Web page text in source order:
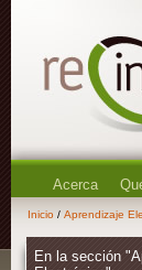
Acerca
Inicio / Aprendizaje
En la sección